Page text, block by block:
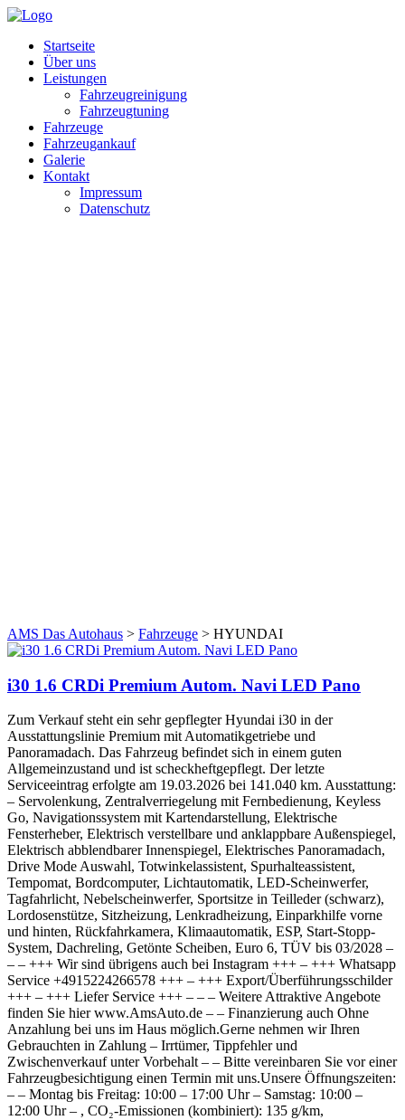
Startseite
Über uns
Leistungen
Fahrzeugreinigung
Fahrzeugtuning
Fahrzeuge
Fahrzeugankauf
Galerie
Kontakt
Impressum
Datenschutz
AMS Das Autohaus > Fahrzeuge > HYUNDAI
i30 1.6 CRDi Premium Autom. Navi LED Pano
Zum Verkauf steht ein sehr gepflegter Hyundai i30 in der
Ausstattungslinie Premium mit Automatikgetriebe und
Panoramadach. Das Fahrzeug befindet sich in einem guten
Allgemeinzustand und ist scheckheftgepflegt. Der letzte
Serviceeintrag erfolgte am 19.03.2026 bei 141.040 km. Ausstattung:
– Servolenkung, Zentralverriegelung mit Fernbedienung, Keyless
Go, Navigationssystem mit Kartendarstellung, Elektrische
Fensterheber, Elektrisch verstellbare und anklappbare Außenspiegel,
Elektrisch abblendbarer Innenspiegel, Elektrisches Panoramadach,
Drive Mode Auswahl, Totwinkelassistent, Spurhalteassistent,
Tempomat, Bordcomputer, Lichtautomatik, LED-Scheinwerfer,
Tagfahrlicht, Nebelscheinwerfer, Sportsitze in Teilleder (schwarz),
Lordosenstütze, Sitzheizung, Lenkradheizung, Einparkhilfe vorne
und hinten, Rückfahrkamera, Klimaautomatik, ESP, Start-Stopp-
System, Dachreling, Getönte Scheiben, Euro 6, TÜV bis 03/2028 –
– – +++ Wir sind übrigens auch bei Instagram +++ – +++ Whatsapp
Service +4915224266578 +++ – +++ Export/Überführungsschilder
+++ – +++ Liefer Service +++ – – – Weitere Attraktive Angebote
finden Sie hier www.AmsAuto.de – – Finanzierung auch Ohne
Anzahlung bei uns im Haus möglich.Gerne nehmen wir Ihren
Gebrauchten in Zahlung – Irrtümer, Tippfehler und
Zwischenverkauf unter Vorbehalt – – Bitte vereinbaren Sie vor einer
Fahrzeugbesichtigung einen Termin mit uns.Unsere Öffnungszeiten:
– – Montag bis Freitag: 10:00 – 17:00 Uhr – Samstag: 10:00 –
12:00 Uhr – , CO₂-Emissionen (kombiniert): 135 g/km,